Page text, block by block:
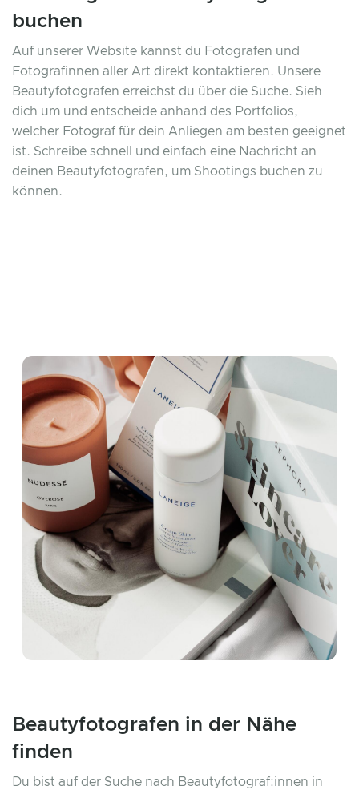
buchen
Auf unserer Website kannst du Fotografen und
Fotografinnen aller Art direkt kontaktieren. Unsere
Beautyfotografen erreichst du über die Suche. Sieh
dich um und entscheide anhand des Portfolios,
welcher Fotograf für dein Anliegen am besten geeignet
ist. Schreibe schnell und einfach eine Nachricht an
deinen Beautyfotografen, um Shootings buchen zu
können.
Beautyfotografen in der Nähe
finden
Du bist auf der Suche nach Beautyfotograf:innen in